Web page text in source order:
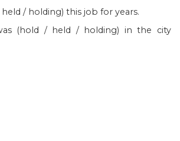
/ holding) this job for years.
(hold / held / holding) in the city